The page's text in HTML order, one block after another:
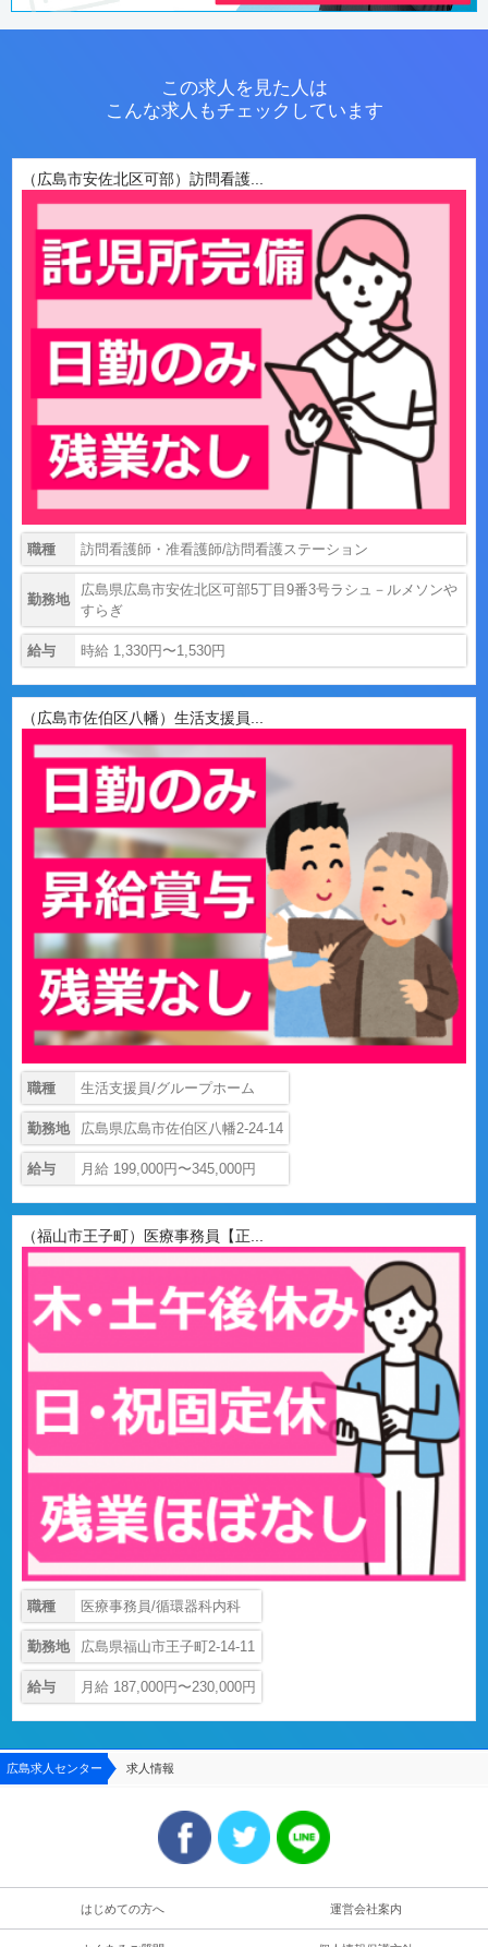
この求人を見た人は
こんな求人もチェックしています
（広島市安佐北区可部）訪問看護...
職種 訪問看護師・准看護師/訪問看護ステーション
勤務地
広島県広島市安佐北区可部5丁目9番3号ラシュ－ルメソンや
すらぎ
給与 時給 1,330円〜1,530円
（広島市佐伯区八幡）生活支援員...
職種 生活支援員/グループホーム
勤務地 広島県広島市佐伯区八幡2-24-14
給与 月給 199,000円〜345,000円
（福山市王子町）医療事務員【正...
職種 医療事務員/循環器科内科
勤務地 広島県福山市王子町2-14-11
給与 月給 187,000円〜230,000円
広島求人センター 求人情報
はじめての方へ 運営会社案内